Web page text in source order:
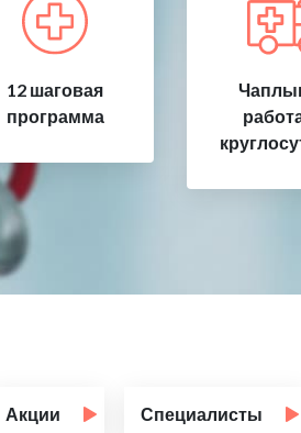
12 шаговая
программа
Акции Специалисты